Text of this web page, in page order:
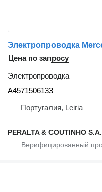
Цена по запросу
Электропроводка
A4571506133
Португалия, Leiria
PERALTA & COUTINHO S.A.